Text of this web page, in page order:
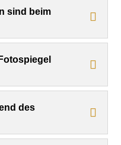
sind beim
des